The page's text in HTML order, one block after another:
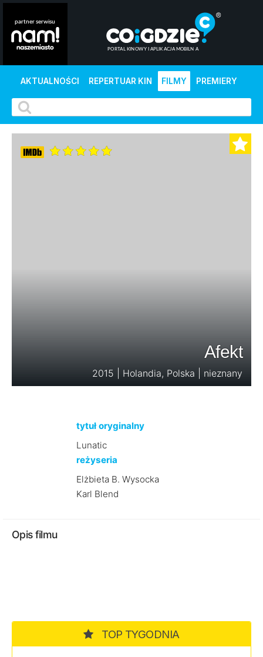
AKTUALNOŚCI REPERTUAR KIN FILMY PREMIERY
Afekt
2015 | Holandia, Polska | nieznany
tytuł oryginalny
Lunatic
reżyseria
Elżbieta B. Wysocka
Karl Blend
Opis filmu
TOP TYGODNIA